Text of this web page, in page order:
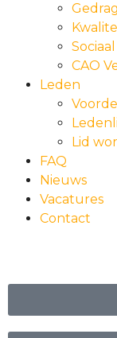
CAO
Leden
Lid
FAQ
Nieuws
Vacatures
Contact